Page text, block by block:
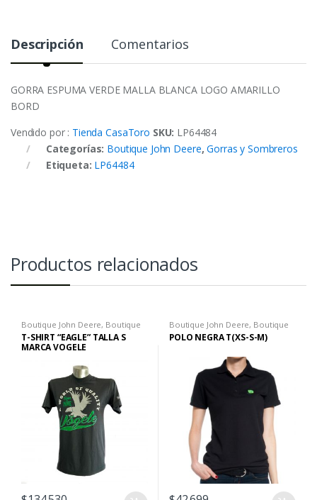
Descripción Comentarios
GORRA ESPUMA VERDE MALLA BLANCA LOGO AMARILLO
BORD
Vendido por : Tienda CasaToro SKU: LP64484
Categorías: Boutique John Deere,Gorras y Sombreros
Etiqueta: LP64484
Productos relacionados
Boutique John Deere, Boutique
John Deere,Camisetas H
T-SHIRT “EAGLE” TALLA S
MARCA VOGELE
Boutique John Deere, Boutique
John Deere,Camisetas H
POLO NEGRA T(XS-S-M)